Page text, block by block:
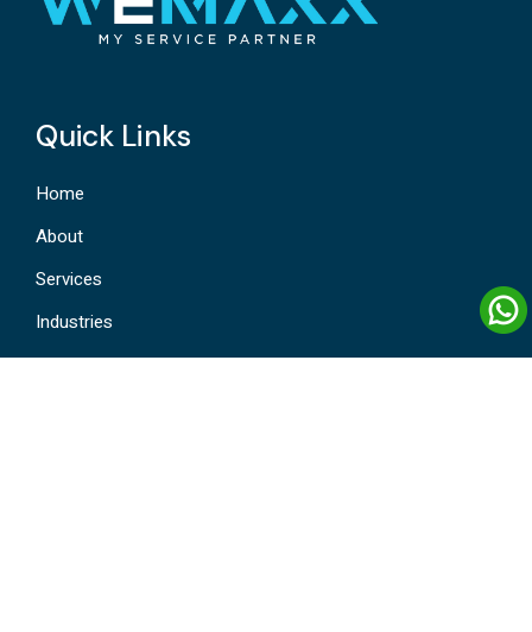
Quick Links
Home
About
Services
Industries
Contact Us